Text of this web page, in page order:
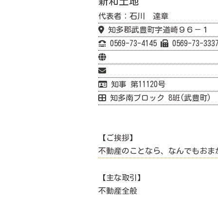
代表者：石川 達章
知多郡武豊町字道崎９６－１
0569-73-4145
0569-73-3337
知事 第11120号
知多南ブロック 8班(武豊町)
【ご挨拶】
不動産のことなら、なんでもおま
【主な取引】
不動産全般